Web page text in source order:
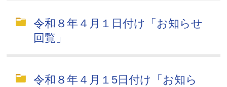
令和８年４月１日付け「お知らせ
回覧」
令和８年４月１5日付け「お知ら